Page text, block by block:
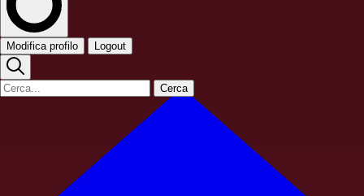
Modifica profilo Logout
Cerca